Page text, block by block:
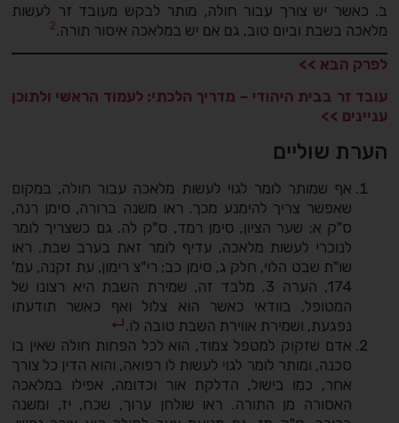
ב. כאשר יש צורך עבור חולה, מותר לבקש מעובד זר לעשות
מלאכה בשבת וביום טוב, גם אם יש במלאכה איסור תורה.2
לפרק הבא >>
עובד זר בבית היהודי – מדריך הלכתי: לעמוד הראשי ולתוכן
עניינים >>
הערת שוליים
אף שמותר לומר לגוי לעשות מלאכה עבור חולה, במקום
שאפשר צריך להימנע מכך. ראו משנה ברורה, סימן רנה,
ס"ק א; שער הציון, סימן רמד, ס"ק לה. גם כשצריך לומר
לנוכרי לעשות מלאכה, עדיף לומר זאת בערב שבת. ראו
שו"ת שבט הלוי, חלק ג, סימן כב; רי"צ רימון, עת זקנה, עמ'
174, הערה 3. מלבד זה, שמירת השבת היא רצונו של
המטופל, בוודאי כאשר הוא צלול ואף כאשר תודעתו
נפגעת, ושמירת אווירת השבת טובה לו.
אדם שזקוק למטפל צמוד, הוא לכל הפחות חולה שאין בו
סכנה, ומותר לומר לגוי לעשות לו רפואה, והוא הדין כל צורך
אחר, כמו בישול, הדלקת אור וכדומה, אפילו במלאכה
האסורה מן התורה. ראו שולחן ערוך, שכח, יז, ומשנה